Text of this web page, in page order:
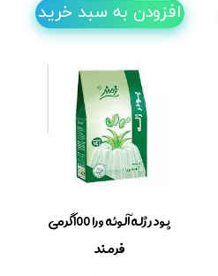
افزودن به سبد خرید
پودر ژله آلوئه ورا 100گرمی
فرمند